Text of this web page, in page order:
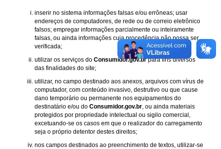
inserir no sistema informações falsas e/ou errôneas; usar
endereços de computadores, de rede ou de correio eletrônico
falsos; empregar informações parcialmente ou inteiramente
falsas, ou ainda informações cuja procedência não possa ser
verificada;
utilizar os serviços do Consumidor.gov.brpara fins diversos
das finalidades do site;
utilizar, no campo destinado aos anexos, arquivos com vírus de
computador, com conteúdo invasivo, destrutivo ou que cause
dano temporário ou permanente nos equipamentos do
destinatário e/ou do Consumidor.gov.br , ou ainda materiais
protegidos por propriedade intelectual ou sigilo comercial,
excetuando-se os casos em que o realizador do carregamento
seja o próprio detentor destes direitos;
nos campos destinados ao preenchimento de textos, utilizar-se